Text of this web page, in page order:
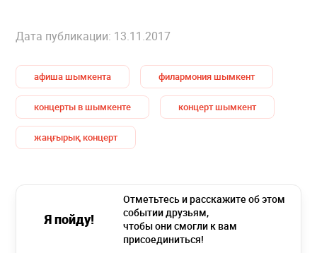
Дата публикации: 13.11.2017
афиша шымкента филармония шымкент
концерты в шымкенте концерт шымкент
жаңғырық концерт
Я пойду!
Отметьтесь и расскажите об этом
событии друзьям,
чтобы они смогли к вам
присоединиться!